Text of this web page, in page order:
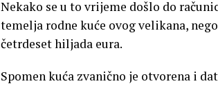
Nekako se u to vrijeme došlo do
temelja rodne kuće ovog velikana,
četrdeset hiljada eura.
Spomen kuća zvanično je otvorena i